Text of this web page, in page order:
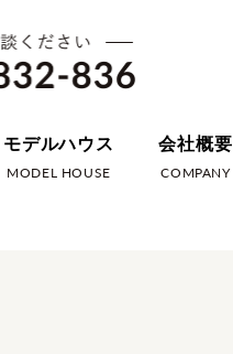
モデルハウス
MODEL HOUSE
会社概要
COMPANY